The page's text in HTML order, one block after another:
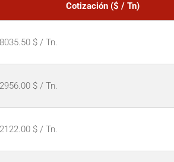
Cotización ($ / Tn)
8035.50 $ / Tn.
2956.00 $ / Tn.
2122.00 $ / Tn.